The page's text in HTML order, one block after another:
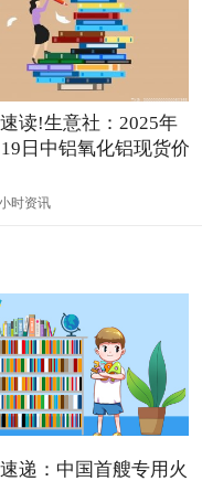
读!生意社：2025年
日中铝氧化铝现货价
时资讯
递：中国首艘专用火